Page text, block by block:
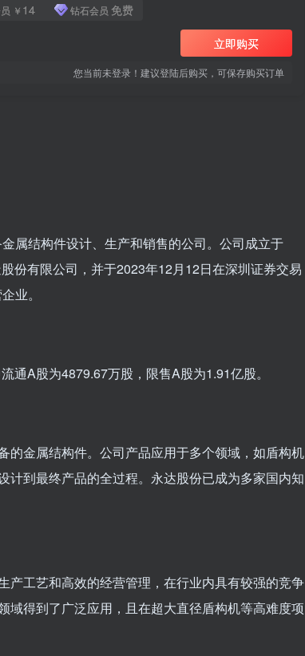
￥ 14 钻石会员 免费
立即购买
您当前未登录！建议登陆后购买，可保存购买订单
属结构件设计、生产和销售的公司。公司成立于
份有限公司，并于2023年12月12日在深圳证券交易
业。
通A股为4879.67万股，限售A股为1.91亿股。
的金属结构件。公司产品应用于多个领域，如盾构机
计到最终产品的全过程。永达股份已成为多家国内知
产工艺和高效的经营管理，在行业内具有较强的竞争
域得到了广泛应用，且在超大直径盾构机等高难度项